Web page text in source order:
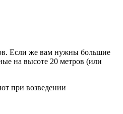
Если же вам нужны большие
на высоте 20 метров (или
при возведении